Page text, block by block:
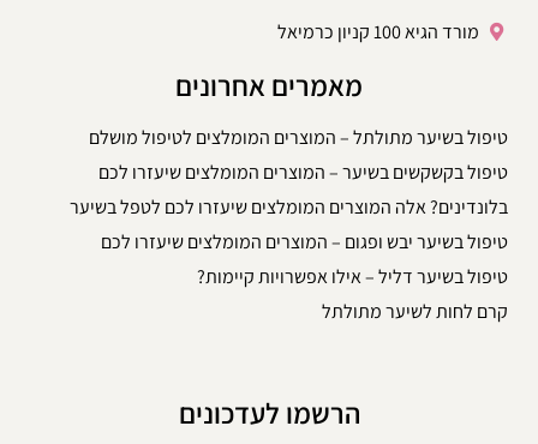
מורד הגיא 100 קניון כרמיאל
מאמרים אחרונים
טיפול בשיער מתולתל – המוצרים המומלצים לטיפול מושלם
טיפול בקשקשים בשיער – המוצרים המומלצים שיעזרו לכם
בלונדינים? אלה המוצרים המומלצים שיעזרו לכם לטפל בשיער
טיפול בשיער יבש ופגום – המוצרים המומלצים שיעזרו לכם
טיפול בשיער דליל – אילו אפשרויות קיימות?
קרם לחות לשיער מתולתל
הרשמו לעדכונים